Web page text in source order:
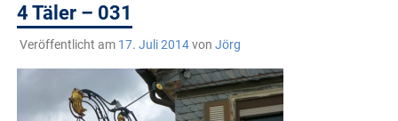
4 Täler – 031
Veröffentlicht am 17. Juli 2014von Jörg